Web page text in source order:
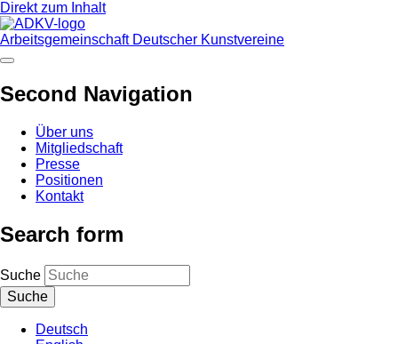
Direkt zum Inhalt
Arbeitsgemeinschaft Deutscher Kunstvereine
Second Navigation
Über uns
Mitgliedschaft
Presse
Positionen
Kontakt
Search form
Suche
Deutsch